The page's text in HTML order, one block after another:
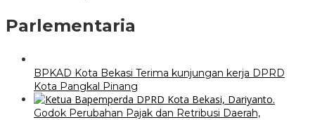
Parlementaria
BPKAD Kota Bekasi Terima kunjungan kerja DPRD
Kota Pangkal Pinang
Godok Perubahan Pajak dan Retribusi Daerah,